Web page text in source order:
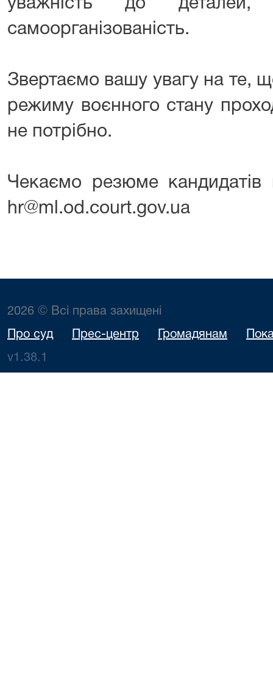
уважність до деталей,
самоорганізованість.
Звертаємо вашу увагу на те,
режиму воєнного стану
не потрібно.
Чекаємо резюме кандидатів
hr@ml.od.court.gov.ua
2026 © Всі права захищені
Про суд Прес-центр Громадянам
v1.38.1